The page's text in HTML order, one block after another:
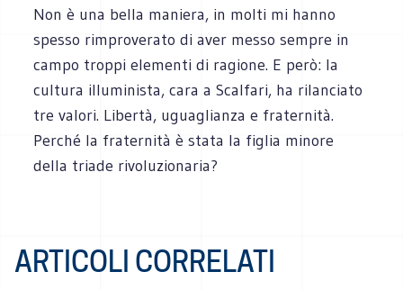
Non è una bella maniera, in molti mi hanno
spesso rimproverato di aver messo sempre in
campo troppi elementi di ragione. E però: la
cultura illuminista, cara a Scalfari, ha rilanciato
tre valori. Libertà, uguaglianza e fraternità.
Perché la fraternità è stata la figlia minore
della triade rivoluzionaria?
ARTICOLI CORRELATI